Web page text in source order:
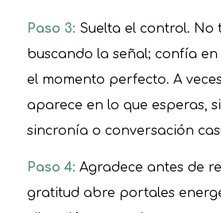
Paso 3: Suelta el control. No
buscando la señal; confía
el momento perfecto. A
aparece en lo que esperas,
sincronía o conversación
Paso 4: Agradece antes de
gratitud abre portales